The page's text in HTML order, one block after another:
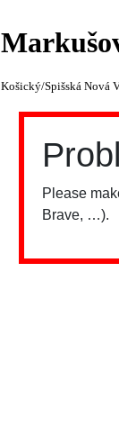
Košický/Spišská Nová